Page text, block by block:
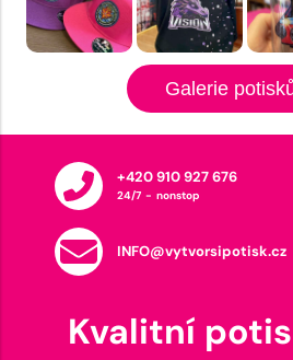
Galerie
+420 910 927 676
24/7 - nonstop
INFO@vytvorsipotisk.cz
Kvalitní